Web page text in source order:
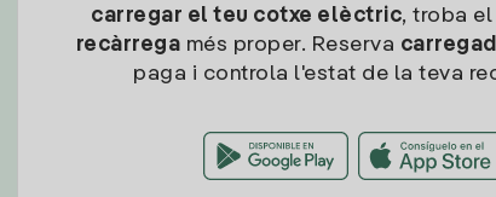
carregar el teu cotxe elèctric, troba el
recàrrega més proper. Reserva
paga i controla l'estat de la teva